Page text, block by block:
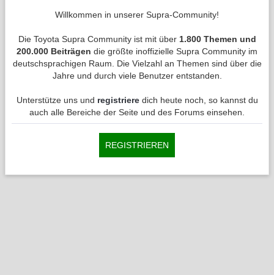
Willkommen in unserer Supra-Community!
Die Toyota Supra Community ist mit über 1.800 Themen und
200.000 Beiträgen die größte inoffizielle Supra Community im
deutschsprachigen Raum. Die Vielzahl an Themen sind über die
Jahre und durch viele Benutzer entstanden.
Unterstütze uns und registrieredich heute noch, so kannst du
auch alle Bereiche der Seite und des Forums einsehen.
REGISTRIEREN